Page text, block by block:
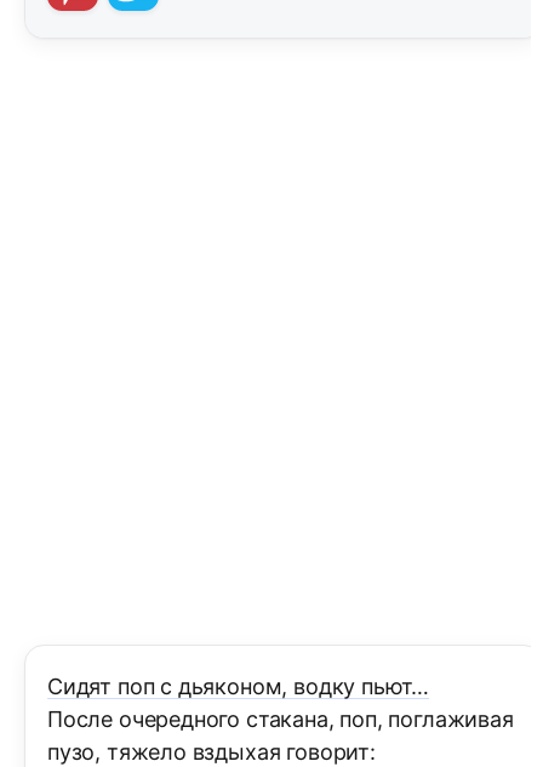
Сидят поп с дьяконом, водку пьют…
После очередного стакана, поп, поглаживая
пузо, тяжело вздыхая говорит: